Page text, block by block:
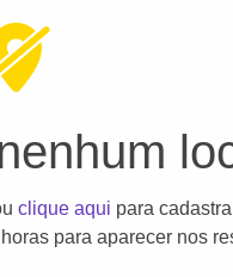
clique aqui para
para aparecer nos